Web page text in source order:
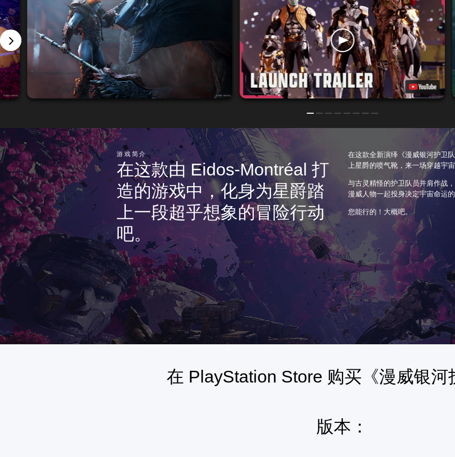
游戏简介
在这款由 Eidos-Montréal 打
造的游戏中，化身为星爵踏
上一段超乎想象的冒险行动
吧。
在这款全新演绎《漫威银河护卫
上星爵的喷气靴，来一场穿越宇
与古灵精怪的护卫队员并肩作战
漫威人物一起投身决定宇宙命运的
您能行的！大概吧。
在 PlayStation Store 购买《漫威银河
版本：